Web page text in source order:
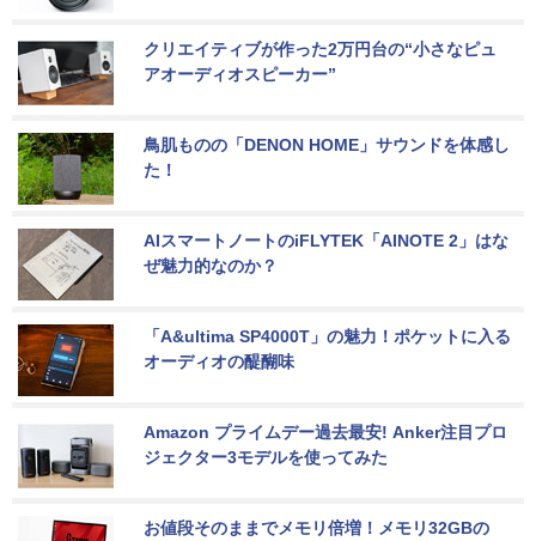
クリエイティブが作った2万円台の“小さなピュ
アオーディオスピーカー”
鳥肌ものの「DENON HOME」サウンドを体感し
た！
AIスマートノートのiFLYTEK「AINOTE 2」はな
ぜ魅力的なのか？
「A&ultima SP4000T」の魅力！ポケットに入る
オーディオの醍醐味
Amazon プライムデー過去最安! Anker注目プロ
ジェクター3モデルを使ってみた
お値段そのままでメモリ倍増！メモリ32GBの